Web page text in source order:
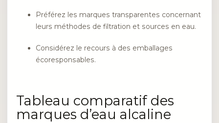
Préférez les marques transparentes concernant
leurs méthodes de filtration et sources en eau.
Considérez le recours à des emballages
écoresponsables.
Tableau comparatif des
marques d’eau alcaline